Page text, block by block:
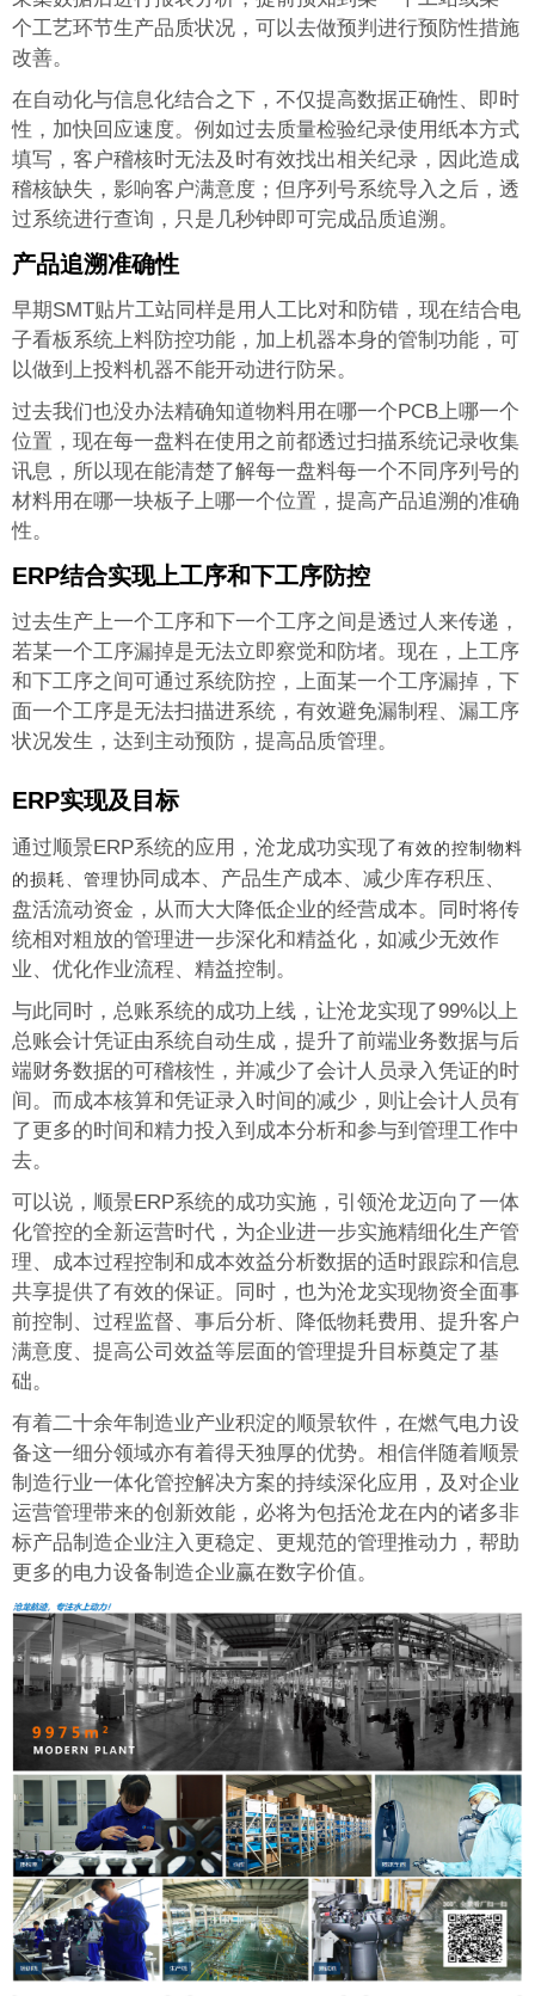
个工艺环节生产品质状况，可以去做预判进行预防性措施
改善。
在自动化与信息化结合之下，不仅提高数据正确性、即时
性，加快回应速度。例如过去质量检验纪录使用纸本方式
填写，客户稽核时无法及时有效找出相关纪录，因此造成
稽核缺失，影响客户满意度；但序列号系统导入之后，透
过系统进行查询，只是几秒钟即可完成品质追溯。
产品追溯准确性
早期SMT贴片工站同样是用人工比对和防错，现在结合电
子看板系统上料防控功能，加上机器本身的管制功能，可
以做到上投料机器不能开动进行防呆。
过去我们也没办法精确知道物料用在哪一个PCB上哪一个
位置，现在每一盘料在使用之前都透过扫描系统记录收集
讯息，所以现在能清楚了解每一盘料每一个不同序列号的
材料用在哪一块板子上哪一个位置，提高产品追溯的准确
性。
ERP结合实现上工序和下工序防控
过去生产上一个工序和下一个工序之间是透过人来传递，
若某一个工序漏掉是无法立即察觉和防堵。现在，上工序
和下工序之间可通过系统防控，上面某一个工序漏掉，下
面一个工序是无法扫描进系统，有效避免漏制程、漏工序
状况发生，达到主动预防，提高品质管理。
ERP实现及目标
通过顺景ERP系统的应用，沧龙成功实现了有效的控制物料
的损耗、管理协同成本、产品生产成本、减少库存积压、
盘活流动资金，从而大大降低企业的经营成本。同时将传
统相对粗放的管理进一步深化和精益化，如减少无效作
业、优化作业流程、精益控制。
与此同时，总账系统的成功上线，让沧龙实现了99%以上
总账会计凭证由系统自动生成，提升了前端业务数据与后
端财务数据的可稽核性，并减少了会计人员录入凭证的时
间。而成本核算和凭证录入时间的减少，则让会计人员有
了更多的时间和精力投入到成本分析和参与到管理工作中
去。
可以说，顺景ERP系统的成功实施，引领沧龙迈向了一体
化管控的全新运营时代，为企业进一步实施精细化生产管
理、成本过程控制和成本效益分析数据的适时跟踪和信息
共享提供了有效的保证。同时，也为沧龙实现物资全面事
前控制、过程监督、事后分析、降低物耗费用、提升客户
满意度、提高公司效益等层面的管理提升目标奠定了基
础。
有着二十余年制造业产业积淀的顺景软件，在燃气电力设
备这一细分领域亦有着得天独厚的优势。相信伴随着顺景
制造行业一体化管控解决方案的持续深化应用，及对企业
运营管理带来的创新效能，必将为包括沧龙在内的诸多非
标产品制造企业注入更稳定、更规范的管理推动力，帮助
更多的电力设备制造企业赢在数字价值。